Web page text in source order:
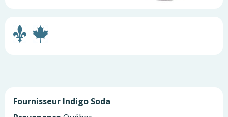
Fournisseur Indigo Soda